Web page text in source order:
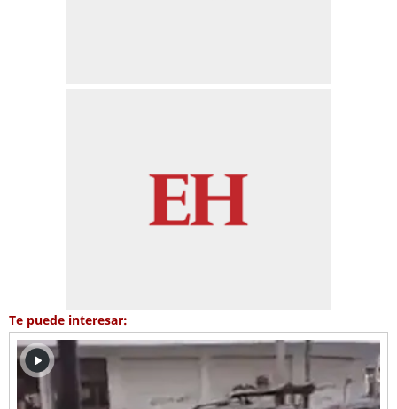
Te puede interesar: